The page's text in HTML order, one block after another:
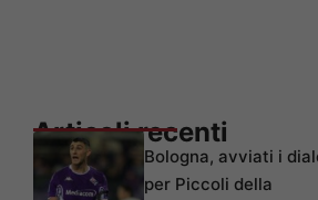
Articoli recenti
Bologna, avviati i
per Piccoli della